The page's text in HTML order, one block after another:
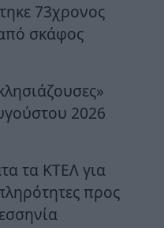
73χρονος
σκάφος
2026
τα ΚΤΕΛ για
προς